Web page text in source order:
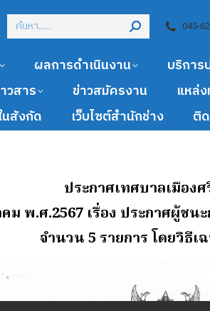
045-
ผลการดำเนินงาน บริการ
วสาร ข่าวสมัครงาน แหล่
นสังกัด เว็บไซต์สำนักช่าง ติ
ประกาศเทศบาลเมือง
ม พ.ศ.2567 เรื่อง ประกาศผู้ชน
จํานวน 5 รายการ โดยวิธีเ